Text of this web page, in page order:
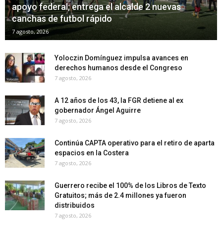
apoyo federal; entrega el alcalde 2 nuevas
canchas de futbol rápido
7 agosto, 2026
Yoloczin Domínguez impulsa avances en
derechos humanos desde el Congreso
7 agosto, 2026
A 12 años de los 43, la FGR detiene al ex
gobernador Ángel Aguirre
7 agosto, 2026
Continúa CAPTA operativo para el retiro de aparta
espacios en la Costera
7 agosto, 2026
Guerrero recibe el 100% de los Libros de Texto
Gratuitos; más de 2.4 millones ya fueron
distribuidos
7 agosto, 2026